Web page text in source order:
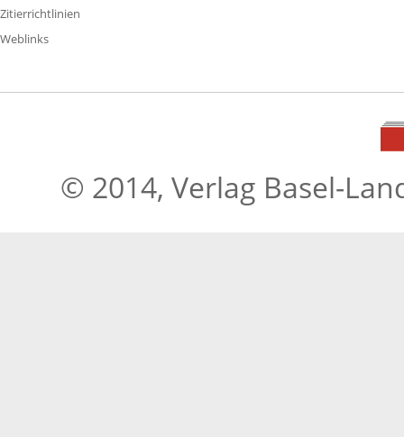
Zitierrichtlinien
Weblinks
© 2014, Verlag Basel-